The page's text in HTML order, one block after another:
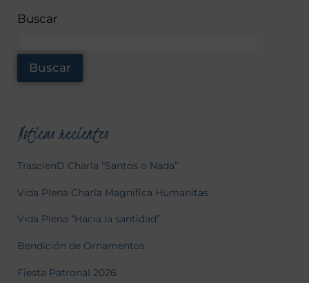
Buscar
Buscar
Noticas recientes
TrascienD Charla “Santos o Nada”
Vida Plena Charla Magnifica Humanitas
Vida Plena “Hacia la santidad”
Bendición de Ornamentos
Fiesta Patronal 2026